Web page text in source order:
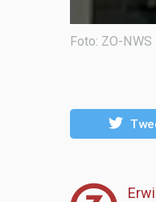
Foto: ZO-NWS